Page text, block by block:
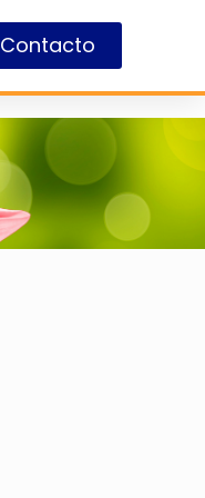
Contacto